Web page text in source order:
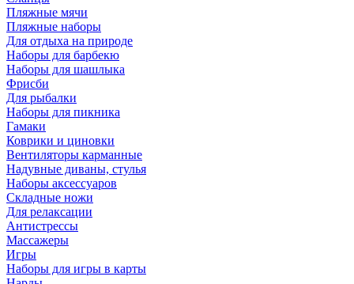
Пляжные мячи
Пляжные наборы
Для отдыха на природе
Наборы для барбекю
Наборы для шашлыка
Фрисби
Для рыбалки
Наборы для пикника
Гамаки
Коврики и циновки
Вентиляторы карманные
Надувные диваны, стулья
Наборы аксессуаров
Складные ножи
Для релаксации
Антистрессы
Массажеры
Игры
Наборы для игры в карты